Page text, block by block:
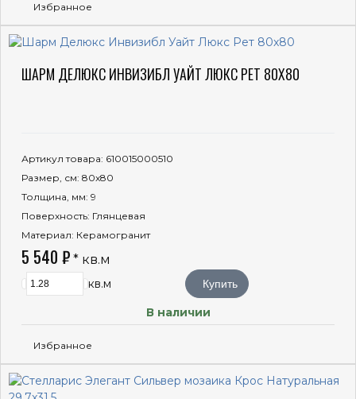
Избранное
ШАРМ ДЕЛЮКС ИНВИЗИБЛ УАЙТ ЛЮКС РЕТ 80X80
Артикул товара: 610015000510
Размер, см: 80x80
Толщина, мм: 9
Поверхность: Глянцевая
Материал: Керамогранит
5 540 ₽ * кв.м
кв.м Купить
В наличии
Избранное